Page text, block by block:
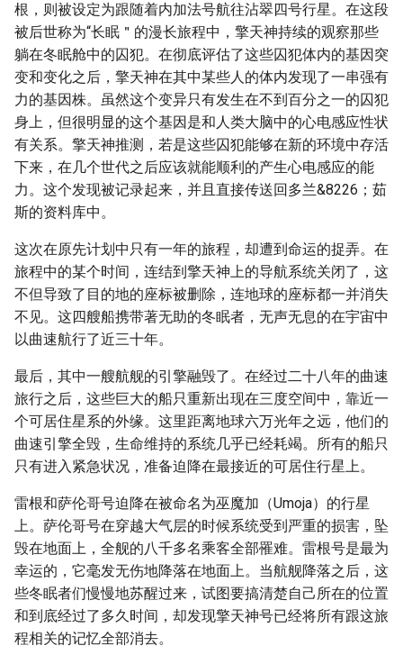
根，则被设定为跟随着内加法号航往沾翠四号行星。在这段
被后世称为“长眠＂的漫长旅程中，擎天神持续的观察那些
躺在冬眠舱中的囚犯。在彻底评估了这些囚犯体内的基因突
变和变化之后，擎天神在其中某些人的体内发现了一串强有
力的基因株。虽然这个变异只有发生在不到百分之一的囚犯
身上，但很明显的这个基因是和人类大脑中的心电感应性状
有关系。擎天神推测，若是这些囚犯能够在新的环境中存活
下来，在几个世代之后应该就能顺利的产生心电感应的能
力。这个发现被记录起来，并且直接传送回多兰&8226；茹
斯的资料库中。
这次在原先计划中只有一年的旅程，却遭到命运的捉弄。在
旅程中的某个时间，连结到擎天神上的导航系统关闭了，这
不但导致了目的地的座标被删除，连地球的座标都一并消失
不见。这四艘船携带著无助的冬眠者，无声无息的在宇宙中
以曲速航行了近三十年。
最后，其中一艘航舰的引擎融毁了。在经过二十八年的曲速
旅行之后，这些巨大的船只重新出现在三度空间中，靠近一
个可居住星系的外缘。这里距离地球六万光年之远，他们的
曲速引擎全毁，生命维持的系统几乎已经耗竭。所有的船只
只有进入紧急状况，准备迫降在最接近的可居住行星上。
雷根和萨伦哥号迫降在被命名为巫魔加（Umoja）的行星
上。萨伦哥号在穿越大气层的时候系统受到严重的损害，坠
毁在地面上，全舰的八千多名乘客全部罹难。雷根号是最为
幸运的，它毫发无伤地降落在地面上。当航舰降落之后，这
些冬眠者们慢慢地苏醒过来，试图要搞清楚自己所在的位置
和到底经过了多久时间，却发现擎天神号已经将所有跟这旅
程相关的记忆全部消去。